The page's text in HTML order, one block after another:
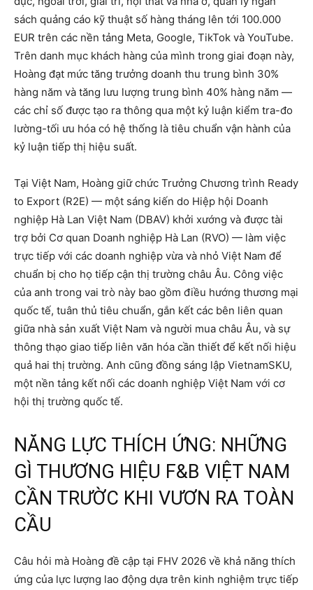
sách quảng cáo kỹ thuật số hàng tháng lên tới 100.000
EUR trên các nền tảng Meta, Google, TikTok và YouTube.
Trên danh mục khách hàng của mình trong giai đoạn này,
Hoàng đạt mức tăng trưởng doanh thu trung bình 30%
hàng năm và tăng lưu lượng trung bình 40% hàng năm —
các chỉ số được tạo ra thông qua một kỷ luận kiểm tra-đo
lường-tối ưu hóa có hệ thống là tiêu chuẩn vận hành của
kỷ luận tiếp thị hiệu suất.
Tại Việt Nam, Hoàng giữ chức Trưởng Chương trình Ready
to Export (R2E) — một sáng kiến do Hiệp hội Doanh
nghiệp Hà Lan Việt Nam (DBAV) khởi xướng và được tài
trợ bởi Cơ quan Doanh nghiệp Hà Lan (RVO) — làm việc
trực tiếp với các doanh nghiệp vừa và nhỏ Việt Nam để
chuẩn bị cho họ tiếp cận thị trường châu Âu. Công việc
của anh trong vai trò này bao gồm điều hướng thương mại
quốc tế, tuân thủ tiêu chuẩn, gắn kết các bên liên quan
giữa nhà sản xuất Việt Nam và người mua châu Âu, và sự
thông thạo giao tiếp liên văn hóa cần thiết để kết nối hiệu
quả hai thị trường. Anh cũng đồng sáng lập VietnamSKU,
một nền tảng kết nối các doanh nghiệp Việt Nam với cơ
hội thị trường quốc tế.
NĂNG LỰC THÍCH ỨNG: NHỮNG
GÌ THƯƠNG HIỆU F&B VIỆT NAM
CẦN TRƯỜC KHI VƯƠN RA TOÀN
CẦU
Câu hỏi mà Hoàng đề cập tại FHV 2026 về khả năng thích
ứng của lực lượng lao động dựa trên kinh nghiệm trực tiếp